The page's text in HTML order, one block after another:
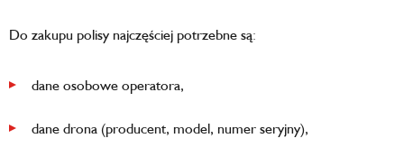
Do zakupu polisy najczęściej potrzebne są:
dane osobowe operatora,
dane drona (producent, model, numer seryjny),